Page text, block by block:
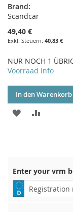
Brand:
Scandcar
49,40 €
40,83 €
NUR NOCH 1
Voorraad info
In den Warenkorb
ZUR
Enter your vrm